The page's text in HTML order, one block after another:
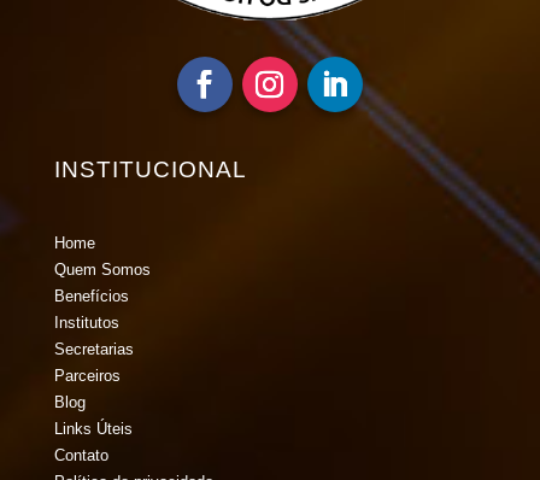
INSTITUCIONAL
Home
Quem Somos
Benefícios
Institutos
Secretarias
Parceiros
Blog
Links Úteis
Contato